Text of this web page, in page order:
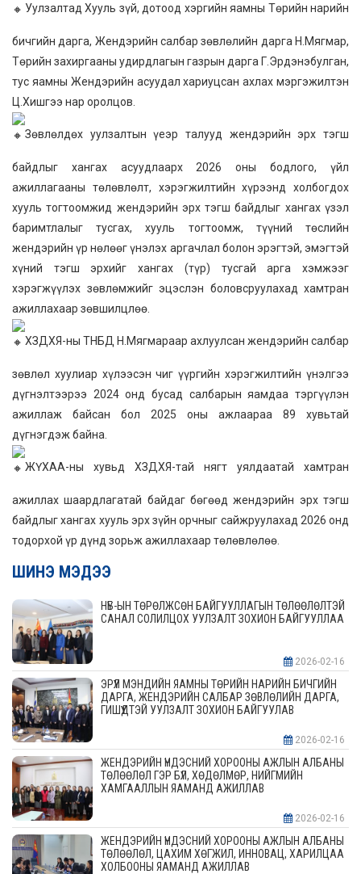
Уулзалтад Хууль зүй, дотоод хэргийн яамны Төрийн нарийн
бичгийн дарга, Жендэрийн салбар зөвлөлийн дарга Н.Мягмар,
Төрийн захиргааны удирдлагын газрын дарга Г.Эрдэнэбулган,
тус яамны Жендэрийн асуудал хариуцсан ахлах мэргэжилтэн
Ц.Хишгээ нар оролцов.
Зөвлөлдөх уулзалтын үеэр талууд жендэрийн эрх тэгш
байдлыг хангах асуудлаарх 2026 оны бодлого, үйл
ажиллагааны төлөвлөлт, хэрэгжилтийн хүрээнд холбогдох
хууль тогтоомжид жендэрийн эрх тэгш байдлыг хангах үзэл
баримтлалыг тусгах, хууль тогтоомж, түүний төслийн
жендэрийн үр нөлөөг үнэлэх аргачлал болон эрэгтэй, эмэгтэй
хүний тэгш эрхийг хангах (түр) тусгай арга хэмжээг
хэрэгжүүлэх зөвлөмжийг эцэслэн боловсруулахад хамтран
ажиллахаар зөвшилцлөө.
ХЗДХЯ-ны ТНБД Н.Мягмараар ахлуулсан жендэрийн салбар
зөвлөл хуулиар хүлээсэн чиг үүргийн хэрэгжилтийн үнэлгээ
дүгнэлтээрээ 2024 онд бусад салбарын яамдаа тэргүүлэн
ажиллаж байсан бол 2025 оны ажлаараа 89 хувьтай
дүгнэгдэж байна.
ЖҮХАА-ны хувьд ХЗДХЯ-тай нягт уялдаатай хамтран
ажиллах шаардлагатай байдаг бөгөөд жендэрийн эрх тэгш
байдлыг хангах хууль эрх зүйн орчныг сайжруулахад 2026 онд
тодорхой үр дүнд зорьж ажиллахаар төлөвлөлөө.
ШИНЭ МЭДЭЭ
НҮБ-ЫН ТӨРӨЛЖСӨН БАЙГУУЛЛАГЫН ТӨЛӨӨЛӨЛТЭЙ
САНАЛ СОЛИЛЦОХ УУЛЗАЛТ ЗОХИОН БАЙГУУЛЛАА
2026-02-16
ЭРҮҮЛ МЭНДИЙН ЯАМНЫ ТӨРИЙН НАРИЙН БИЧГИЙН
ДАРГА, ЖЕНДЭРИЙН САЛБАР ЗӨВЛӨЛИЙН ДАРГА,
ГИШҮҮДТЭЙ УУЛЗАЛТ ЗОХИОН БАЙГУУЛАВ
2026-02-16
ЖЕНДЭРИЙН ҮНДЭСНИЙ ХОРООНЫ АЖЛЫН АЛБАНЫ
ТӨЛӨӨЛӨЛ ГЭР БҮЛ, ХӨДӨЛМӨР, НИЙГМИЙН
ХАМГААЛЛЫН ЯАМАНД АЖИЛЛАВ
2026-02-16
ЖЕНДЭРИЙН ҮНДЭСНИЙ ХОРООНЫ АЖЛЫН АЛБАНЫ
ТӨЛӨӨЛӨЛ, ЦАХИМ ХӨГЖИЛ, ИННОВАЦ, ХАРИЛЦАА
ХОЛБООНЫ ЯАМАНД АЖИЛЛАВ